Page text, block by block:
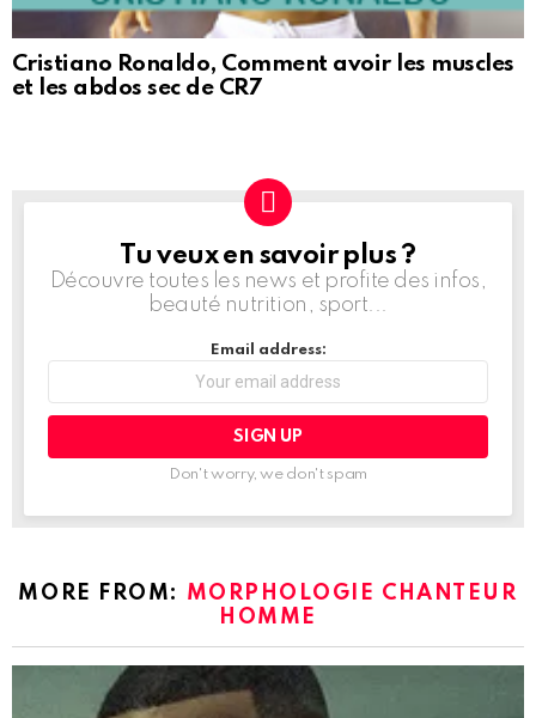
Cristiano Ronaldo, Comment avoir les muscles
et les abdos sec de CR7
NEWSLETTERTu veux en savoir plus ?
Découvre toutes les news et profite des infos,
beauté nutrition, sport...
Email address:
Don't worry, we don't spam
MORE FROM: MORPHOLOGIE CHANTEUR
HOMME